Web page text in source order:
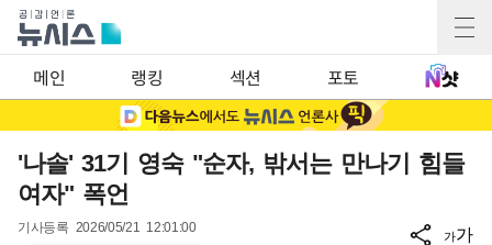
메인 랭킹 섹션 포토
'나솔' 31기 영숙 "순자, 밖서는 만나기 힘들
여자" 폭언
기사등록 2026/05/21 12:01:00
가가